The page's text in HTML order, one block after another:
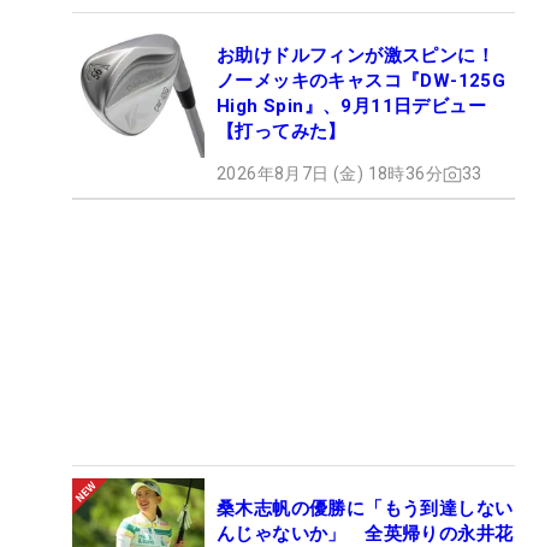
お助けドルフィンが激スピンに！
ノーメッキのキャスコ『DW-125G
High Spin』、9月11日デビュー
【打ってみた】
2026年8月7日 (金) 18時36分 33
桑木志帆の優勝に「もう到達しない
んじゃないか」 全英帰りの永井花